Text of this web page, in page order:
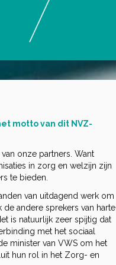
motto van dit NVZ-
onze partners. Want
in zorg en welzijn zijn
te bieden.
van uitdagend werk om
andere sprekers van harte
is natuurlijk zeer spijtig dat
met het sociaal
minister van VWS om het
hun rol in het Zorg- en